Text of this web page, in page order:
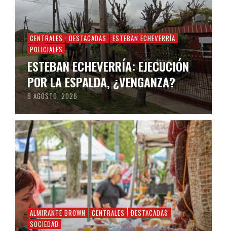
CENTRALES DESTACADAS
ESTEBAN ECHEVERRÍA
POLICIALES
ESTEBAN ECHEVERRÍA: EJECUCIÓN
POR LA ESPALDA, ¿VENGANZA?
6 AGOSTO, 2026
ALMIRANTE BROWN CENTRALES
DESTACADAS
SOCIEDAD